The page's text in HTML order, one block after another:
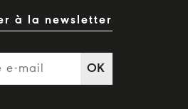
à la newsletter
OK